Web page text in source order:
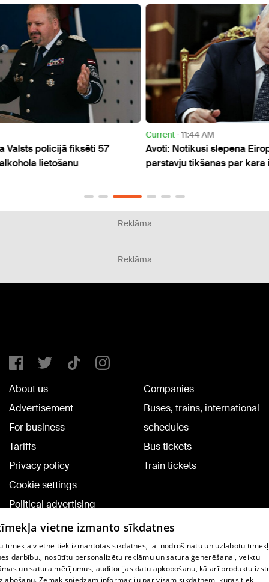
Avoti: Notikusi slepena Eiropas un Krievijas
pārstāvju tikšanās par kara izbeigšanu Ukrainā
Reklāma
Reklāma
About us
Advertisement
For business
Tariffs
Privacy policy
Cookie settings
Political advertising
Cookie policy
Commenting terms
Companies
Buses, trains, international
schedules
Bus tickets
Train tickets
TV program
vietne izmanto sīkdatnes
tīmekļa vietnē tiek izmantotas sīkdatnes, lai nodrošinātu un uzlabotu
darbību., nosūtītu personalizētu reklāmu un satura ģenerēšanai, veiktu
un satura mērījumus, auditorijas datu apkopošanu, kā arī produktu
Zemāk sniedzam informāciju par visām sīkdatnēm, kuras tiek